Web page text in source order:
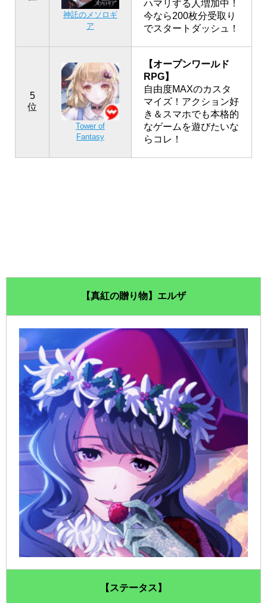
神託のメソロギ
ア
ハマリする人増加中！
今なら200枚分受取り
でスタートダッシュ！
5
位
Tower of
Fantasy
【オープンワールド
RPG】
自由度MAXのカスタ
マイズ！アクション好
き＆スマホでも本格的
なゲームを遊びたいな
らコレ！
【真紅の贈り物】エルザ
【ステータス】